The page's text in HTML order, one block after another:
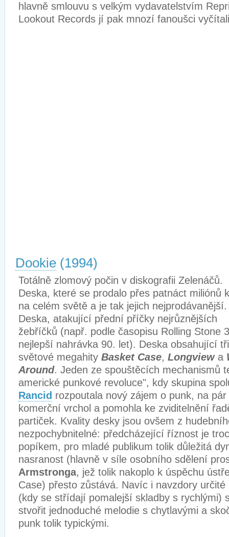
hlavně smlouvu s velkým vydavatelstvím
Lookout Records jí pak mnozí fanoušci
Dookie (1994)
Totálně zlomový počin v diskografii Zelenáčů.
Deska, které se prodalo přes patnáct miliónů
na celém světě a je tak jejich nejprodávanější.
Deska, atakující přední příčky nejrůznějších
žebříčků (např. podle časopisu Rolling Stone
nejlepší nahrávka 90. let). Deska obsahující tři
světové megahity Basket Case, Longview a
Around. Jeden ze spouštěcích mechanismů
americké punkové revoluce", kdy skupina
Rancid rozpoutala nový zájem o punk, na
komerční vrchol a pomohla ke zviditelnění
partiček. Kvality desky jsou ovšem z
nezpochybnitelné: předcházející říznost je
popíkem, pro mladé publikum tolik důležitá
nasranost (hlavně v síle osobního sdělení
Armstronga, jež tolik nakoplo k úspěchu
Case) přesto zůstává. Navíc i navzdory
(kdy se střídají pomalejší skladby s rychlými)
stvořit jednoduché melodie s chytlavými a
punk tolik typickými.